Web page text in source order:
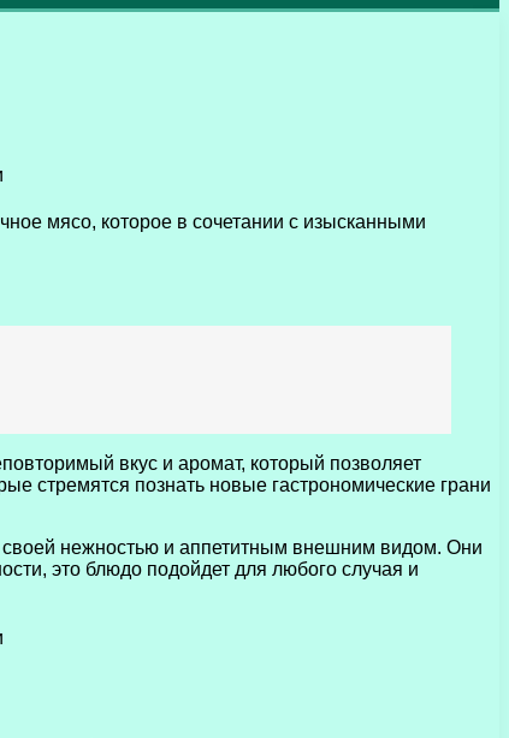
мясо, которое в сочетании с изысканными
вкус и аромат, который позволяет
стремятся познать новые гастрономические грани
своей нежностью и аппетитным внешним видом. Они
это блюдо подойдет для любого случая и